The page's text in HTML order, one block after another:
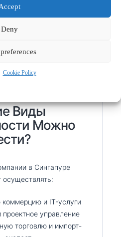
Deny
Cookie Policy
на каждом этапе.
Виды
Можно
в Сингапуре
осуществлять:
коммерцию и IT-услуги
проектное управление
торговлю и импорт-